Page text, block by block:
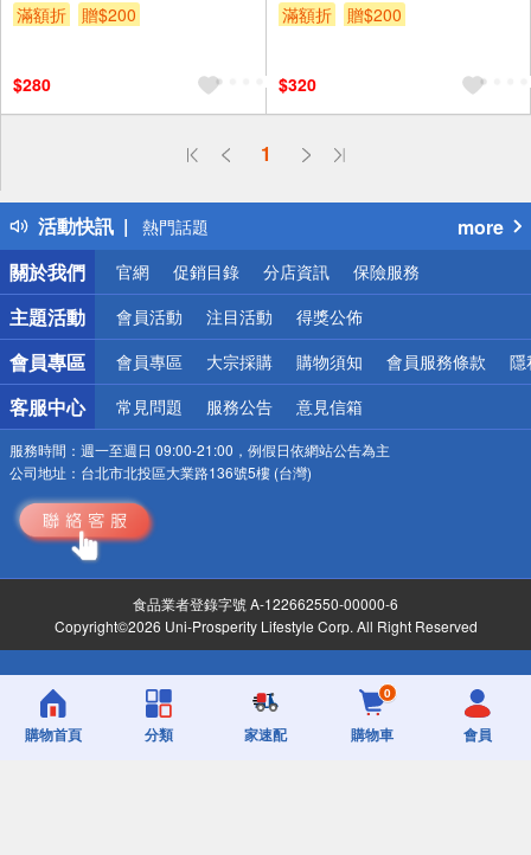
滿額折
贈$200
$280
滿額折
贈$200
$320
1
活動快訊
偏遠地區配送
得獎公告
熱門話題
銀行優惠
偏遠地區配送
詐騙網頁！請小心！
more
關於我們
官網 促銷目錄 分店資訊 保險服務
主題活動 會員活動 注目活動 得獎公佈
會員專區 會員專區 大宗採購 購物須知 會員服務條款 隱
客服中心 常見問題 服務公告 意見信箱
服務時間： 週一至週日 09:00-21:00，例假日依網站公告為主
公司地址： 台北市北投區大業路136號5樓 (台灣)
食品業者登錄字號 A-122662550-00000-6
Copyright©2026 Uni-Prosperity Lifestyle Corp. All Right Reserved
購物首頁 分類 家速配
0
購物車 會員